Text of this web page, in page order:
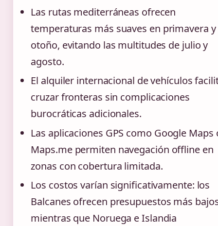
Las rutas mediterráneas ofrecen
temperaturas más suaves en primavera y
otoño, evitando las multitudes de julio y
agosto.
El alquiler internacional de vehículos
cruzar fronteras sin complicaciones
burocráticas adicionales.
Las aplicaciones GPS como Google Maps
Maps.me permiten navegación offline en
zonas con cobertura limitada.
Los costos varían significativamente: los
Balcanes ofrecen presupuestos más
mientras que Noruega e Islandia